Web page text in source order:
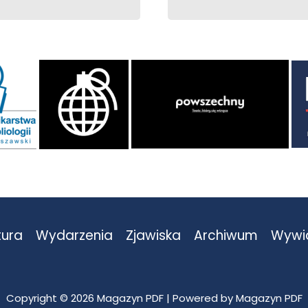
Wydarzenia Zjawiska Archiwum
Copyright © 2026 Magazyn PDF | Powered by Magazyn PDF